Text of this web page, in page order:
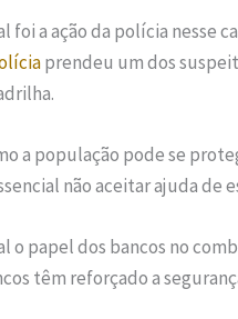
foi a ação da polícia nesse
prendeu um dos
a população pode se
não aceitar ajuda de
o papel dos bancos no
têm reforçado a